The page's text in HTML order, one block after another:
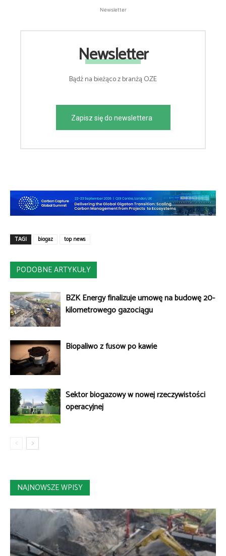
Newsletter
Newsletter
Bądź na bieżąco z branżą OZE
Zapisz się do newslettera
TAGI biogaz top news
PODOBNE ARTYKUŁY
BZK Energy finalizuje umowę na budowę 20-
kilometrowego gazociągu
Biopaliwo z fusów po kawie
Sektor biogazowy w nowej rzeczywistości
operacyjnej
NAJNOWSZE WPISY